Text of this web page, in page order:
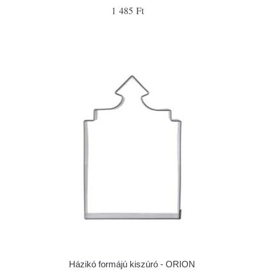
1 485 Ft
Házikó formájú kiszúró - ORION